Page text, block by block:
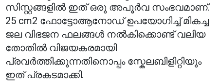
സിസ്റ്റങ്ങളിൽ ഇത് ഒരു അപൂർവ സംഭവമാണ്.
25 cm2 ഫോട്ടോആനോഡ് ഉപയോഗിച്ച് മികച്ച
ജല വിഭജന ഫലങ്ങൾ നൽകിക്കൊണ്ട് വലിയ
തോതിൽ വിജയകരമായി
പ്രവർത്തിക്കുന്നതിനൊപ്പം സ്കേലബിളിറ്റിയും
ഇത് പ്രകടമാക്കി.